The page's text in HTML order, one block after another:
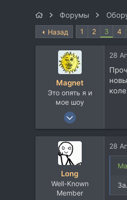
р
т
н
а
Форумы
Назад 1 2 3 4
Magnet
Это опять я и
мое шоу
3 Июн 2007
4.264
28
Long
Well-Known
Member
28